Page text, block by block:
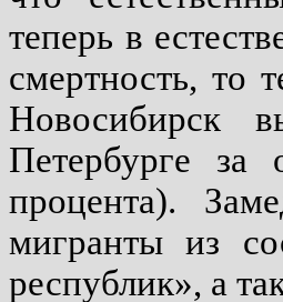
теперь в
смертность, то
Новосибирск
Петербурге
процента).
мигранты из
республик», а